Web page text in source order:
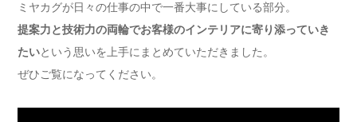
ミヤカグが日々の仕事の中で一番大事にしている部分。
提案力と技術力の両輪でお客様のインテリアに寄り添っていき
たいという思いを上手にまとめていただきました。
ぜひご覧になってください。